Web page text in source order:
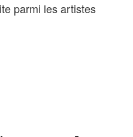
parmi les artistes